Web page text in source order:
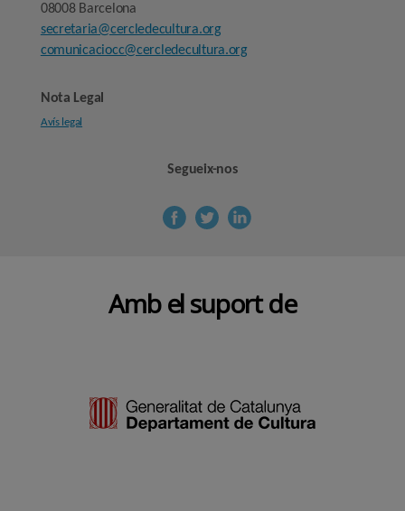
08008 Barcelona
secretaria@cercledecultura.org
comunicaciocc@cercledecultura.org
Nota Legal
Avís legal
Segueix-nos
Amb el suport de